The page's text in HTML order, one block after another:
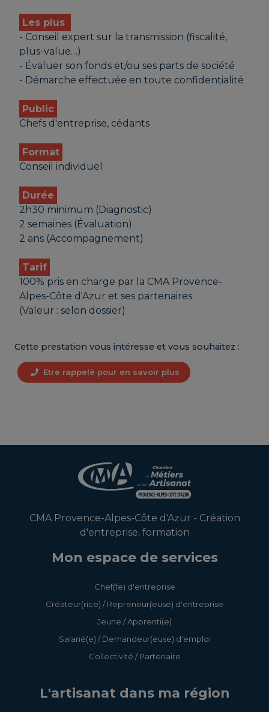
Les plus
- Conseil expert sur la transmission (fiscalité,
plus-value…)
- Évaluer son fonds et/ou ses parts de société
- Démarche effectuée en toute confidentialité
Public
Chefs d'entreprise, cédants
Format
Conseil individuel
Durée
2h30 minimum (Diagnostic)
2 semaines (Évaluation)
2 ans (Accompagnement)
Tarif
100% pris en charge par la CMA Provence-
Alpes-Côte d'Azur et ses partenaires
(Valeur : selon dossier)
Cette prestation vous intéresse et vous souhaitez :
Etre rappelé pour en savoir plus
CMA Provence-Alpes-Côte d'Azur - Création
d'entreprise, formation
Mon espace de services
Chef(fe) d'entreprise
Créateur(rice) / Repreneur(euse) d'entreprise
Jeune / Apprenti(e)
Salarié(e) / Demandeur(euse) d'emploi
Collectivité / Partenaire
L'artisanat dans ma région